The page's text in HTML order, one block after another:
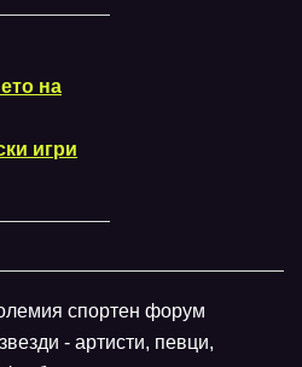
на
игри
спортен форум
- артисти, певци,